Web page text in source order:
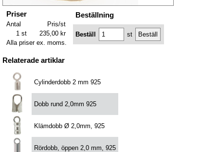
Priser
Antal
Pris/st
1 st
235,00 kr
Alla priser ex. moms.
Beställning
Beställ st
Relaterade artiklar
Cylinderdobb 2 mm 925
Dobb rund 2,0mm 925
Klämdobb Ø 2,0mm, 925
Rördobb, öppen 2,0 mm, 925